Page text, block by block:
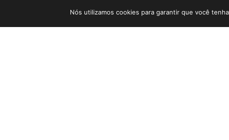
Nós utilizamos cookies para garantir que você